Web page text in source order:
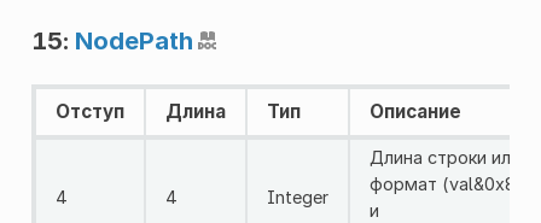
15: NodePath
Отступ Длина Тип Описание
4 4 Integer
Длина строки или
формат
и